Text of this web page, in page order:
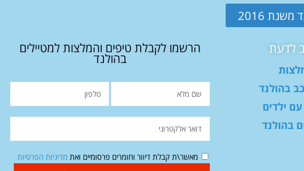
2016
לדעת
בהולנד
ילדים
בהולנד
הרשמו לקבלת טיפים והמלצות למטיילים
בהולנד
מאשר\ת קבלת דיוור וחומרים פרסומיים ואת מדיניות הפרטיות